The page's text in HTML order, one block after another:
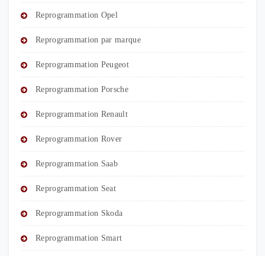
Reprogrammation Opel
Reprogrammation par marque
Reprogrammation Peugeot
Reprogrammation Porsche
Reprogrammation Renault
Reprogrammation Rover
Reprogrammation Saab
Reprogrammation Seat
Reprogrammation Skoda
Reprogrammation Smart